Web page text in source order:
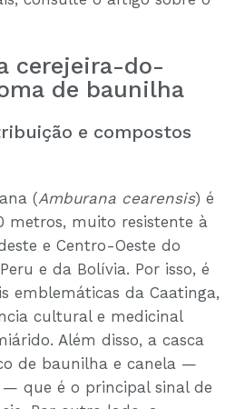
cerejeira-do-
de baunilha
e compostos
(Amburana cearensis) é
metros, muito resistente à
e Centro-Oeste do
e da Bolívia. Por isso, é
emblemáticas da Caatinga,
cultural e medicinal
Além disso, a casca
de baunilha e canela —
que é o principal sinal de